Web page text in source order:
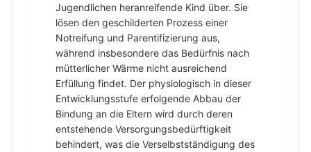
Jugendlichen heranreifende Kind über. Sie
lösen den geschilderten Prozess einer
Notreifung und Parentifizierung aus,
während insbesondere das Bedürfnis nach
mütterlicher Wärme nicht ausreichend
Erfüllung findet. Der physiologisch in dieser
Entwicklungsstufe erfolgende Abbau der
Bindung an die Eltern wird durch deren
entstehende Versorgungsbedürftigkeit
behindert, was die Verselbstständigung des